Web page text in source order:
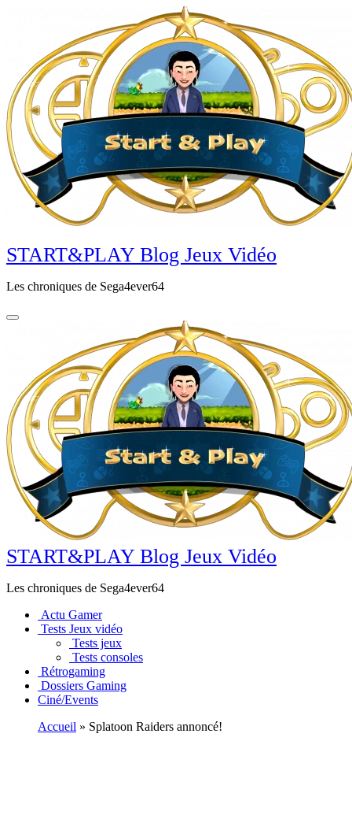
principal
START&PLAY Blog Jeux Vidéo
Les chroniques de Sega4ever64
START&PLAY Blog Jeux Vidéo
Les chroniques de Sega4ever64
Actu Gamer
Tests Jeux vidéo
Tests jeux
Tests consoles
Rétrogaming
Dossiers Gaming
Ciné/Events
Accueil » Splatoon Raiders annoncé!